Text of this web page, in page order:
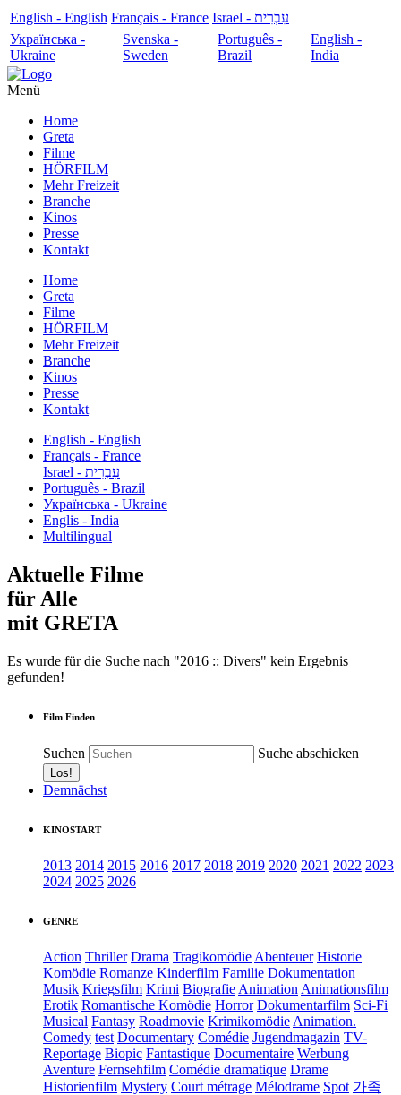
English - English Français - France
עִבְרִית - Israel
Українська -
Ukraine
Svenska -
Sweden
Português -
Brazil
English -
India
Menü
Home
Greta
Filme
HÖRFILM
Mehr Freizeit
Branche
Kinos
Presse
Kontakt
Home
Greta
Filme
HÖRFILM
Mehr Freizeit
Branche
Kinos
Presse
Kontakt
English - English
Français - France
עִבְרִית - Israel
Português - Brazil
Українська - Ukraine
Englis - India
Multilingual
Aktuelle Filme
für Alle
mit GRETA
Es wurde für die Suche nach "2016 :: Divers" kein Ergebnis
gefunden!
Film Finden
Suchen Suche abschicken
Demnächst
KINOSTART
2013 2014 2015 2016 2017 2018 2019 2020 2021 2022 2023
2024 2025 2026
GENRE
Action Thriller Drama Tragikomödie Abenteuer Historie
Komödie Romanze Kinderfilm Familie Dokumentation
Musik Kriegsfilm Krimi Biografie Animation Animationsfilm
Erotik Romantische Komödie Horror Dokumentarfilm Sci-Fi
Musical Fantasy Roadmovie Krimikomödie Animation.
Comedy test Documentary Comédie Jugendmagazin TV-
Reportage Biopic Fantastique Documentaire Werbung
Aventure Fernsehfilm Comédie dramatique Drame
Historienfilm Mystery Court métrage Mélodrame Spot 가족